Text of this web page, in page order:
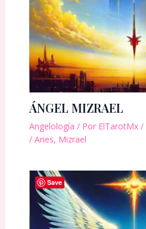
ÁNGEL MIZRAEL
Angelología / Por ElTarotMx /
/ Aries, Mizrael
Save